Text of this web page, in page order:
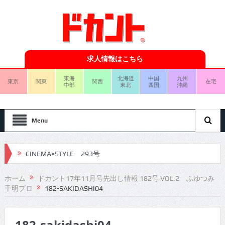
求人情報はこちら
東京 関東
東海
中部
関西
北海道
東北
中国
四国
九州
沖縄
在宅
Menu
CINEMA×STYLE 293号
CINEMA×STYLE 292号
CINEMA×STYLE 291号
ホーム
ドカント17年11月号先出し情報 182号 VOL.2 ふゆつみ
千明プロ
182-SAKIDASHI04